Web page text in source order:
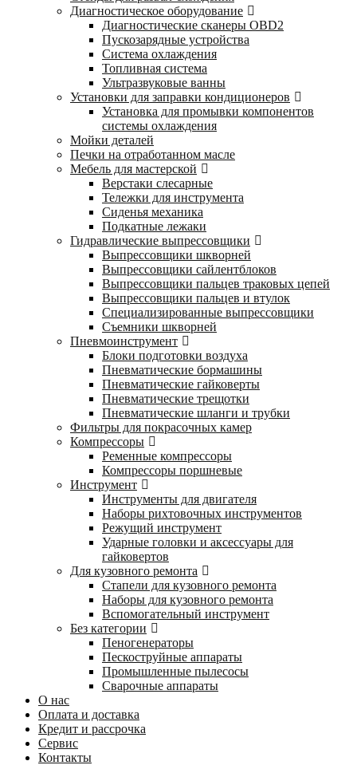
Диагностическое оборудование
Диагностические сканеры OBD2
Пускозарядные устройства
Система охлаждения
Топливная система
Ультразвуковые ванны
Установки для заправки кондиционеров
Установка для промывки компонентов
системы охлаждения
Мойки деталей
Печки на отработанном масле
Мебель для мастерской
Верстаки слесарные
Тележки для инструмента
Сиденья механика
Подкатные лежаки
Гидравлические выпрессовщики
Выпрессовщики шкворней
Выпрессовщики сайлентблоков
Выпрессовщики пальцев траковых цепей
Выпрессовщики пальцев и втулок
Специализированные выпрессовщики
Cъемники шкворней
Пневмоинструмент
Блоки подготовки воздуха
Пневматические бормашины
Пневматические гайковерты
Пневматические трещотки
Пневматические шланги и трубки
Фильтры для покрасочных камер
Компрессоры
Ременные компрессоры
Компрессоры поршневые
Инструмент
Инструменты для двигателя
Наборы рихтовочных инструментов
Режущий инструмент
Ударные головки и аксессуары для
гайковертов
Для кузовного ремонта
Стапели для кузовного ремонта
Наборы для кузовного ремонта
Вспомогательный инструмент
Без категории
Пеногенераторы
Пескоструйные аппараты
Промышленные пылесосы
Сварочные аппараты
О нас
Оплата и доставка
Кредит и рассрочка
Сервис
Контакты